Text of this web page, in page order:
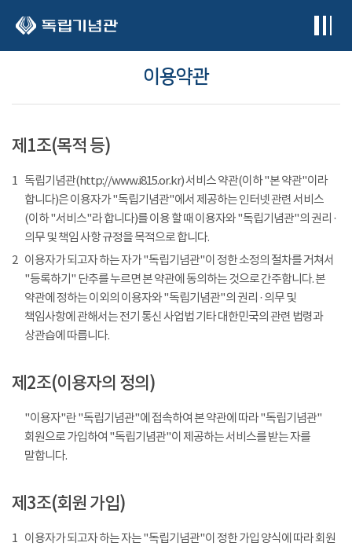
이용약관
제1조(목적 등)
1 독립기념관(http://www.i815.or.kr) 서비스 약관(이하 "본 약관"이라
합니다)은 이용자가 "독립기념관"에서 제공하는 인터넷 관련 서비스
(이하 "서비스"라 합니다)를 이용 할 때 이용자와 "독립기념관"의 권리 ·
의무 및 책임 사항 규정을 목적으로 합니다.
2 이용자가 되고자 하는 자가 "독립기념관"이 정한 소정의 절차를 거쳐서
"등록하기" 단추를 누르면 본 약관에 동의하는 것으로 간주합니다. 본
약관에 정하는 이외의 이용자와 "독립기념관"의 권리 · 의무 및
책임사항에 관해서는 전기 통신 사업법 기타 대한민국의 관련 법령과
상관습에 따릅니다.
제2조(이용자의 정의)
"이용자"란 "독립기념관"에 접속하여 본 약관에 따라 "독립기념관"
회원으로 가입하여 "독립기념관"이 제공하는 서비스를 받는 자를
말합니다.
제3조(회원 가입)
1 이용자가 되고자 하는 자는 "독립기념관"이 정한 가입 양식에 따라 회원